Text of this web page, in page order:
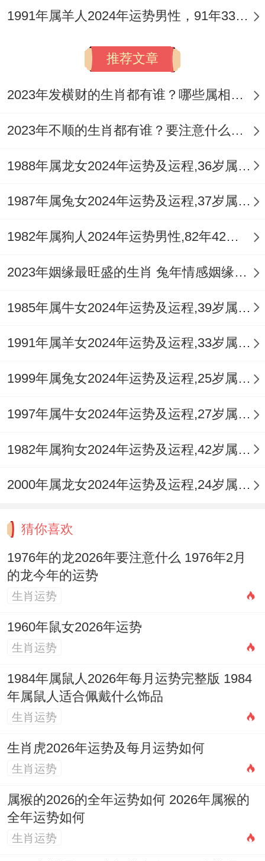
文件细节与合约条款，维护好自身劳动成
财务方面农历五月午火当值。与太岁午火叠
加，「劫财」力量达到顶峰，是破财的高风
端频发，对于1976年的龙，此阶段要格外捂
行，健康上心火过旺，需预防心脏不适，眼
睛发炎、皮肤过敏等问题。
感情方面脾气会因工作压力而变得急躁。容
争吵，这个阶段，保持冷静与耐心是渡过难
祥安阁登榜扬名
】摆件于东北方文昌位，
可助稳定思绪，提升专注力与执行力，在激
运势。
七月至十月运势：金秋肃杀，调整身心防是
（癸酉月）、九月（甲戌月）及十月（乙亥
渐入，对过旺的火土形成必须的制约与调
与。
事业上的激烈竞争态势有所缓与。前期的努
力开始见到实质性回报，部分人会有职位调
代表着变动与冲突仍存，可能面临团队重
组、办公环境变化或与上级的短暂矛盾，需
这段时间，人际关系是需要重点维护的范围
避免参与八卦议论或公开批评他人，对于
1976年2月出生的龙，进入秋季后，其命局
1991年属羊人2024年运势男性，91年33岁属羊男2024年每月运程怎么样
推荐文章
2023年发横财的生肖都有谁？哪些属相财运旺盛？
2023年不顺的生肖都有谁？要注意什么呢？
1988年属龙女2024年运势及运程,36岁属龙人2024全年每月运势女性如何
1987年属兔女2024年运势及运程,37岁属兔人2024全年每月运势女性如何
1982年属狗人2024年运势男性,82年42岁属狗男2024年每月运程怎么样
2023年姻缘最旺盛的生肖 兔年情感姻缘运比较旺的属相
1985年属牛女2024年运势及运程,39岁属牛人2024全年每月运势女性如何
1991年属羊女2024年运势及运程,33岁属羊人2024全年每月运势女性如何
1999年属兔女2024年运势及运程,25岁属兔人2024全年每月运势女性如何
1997年属牛女2024年运势及运程,27岁属牛人2024全年每月运势女性如何
1982年属狗女2024年运势及运程,42岁属狗人2024全年每月运势女性如何
2000年属龙女2024年运势及运程,24岁属龙人2024全年每月运势女性如何
猜你喜欢
1976年的龙2026年要注意什么 1976年2月
的龙今年的运势
生肖运势
1960年鼠女2026年运势
生肖运势
1984年属鼠人2026年每月运势完整版 1984
年属鼠人适合佩戴什么饰品
生肖运势
生肖虎2026年运势及每月运势如何
生肖运势
属猴的2026的全年运势如何 2026年属猴的
全年运势如何
生肖运势